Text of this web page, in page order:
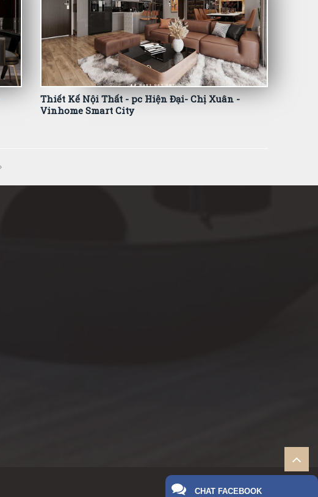
CHAT FACEBOOK
Thiết Kế Nội Thất - pc Hiện Đại- Chị Xuân -
Vinhome Smart City